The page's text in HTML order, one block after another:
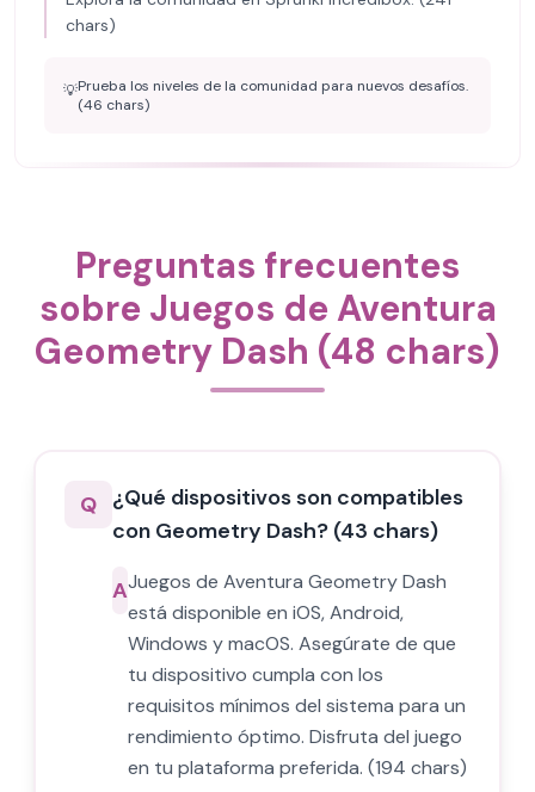
chars)
💡Prueba los niveles de la comunidad para nuevos desafíos.
(46 chars)
Preguntas frecuentes
sobre Juegos de Aventura
Geometry Dash (48 chars)
Q ¿Qué dispositivos son compatibles
con Geometry Dash? (43 chars)
AJuegos de Aventura Geometry Dash
está disponible en iOS, Android,
Windows y macOS. Asegúrate de que
tu dispositivo cumpla con los
requisitos mínimos del sistema para un
rendimiento óptimo. Disfruta del juego
en tu plataforma preferida. (194 chars)